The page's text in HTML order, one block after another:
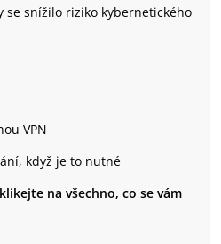
se snížilo riziko kybernetického
VPN
když je to nutné
na všechno, co se vám